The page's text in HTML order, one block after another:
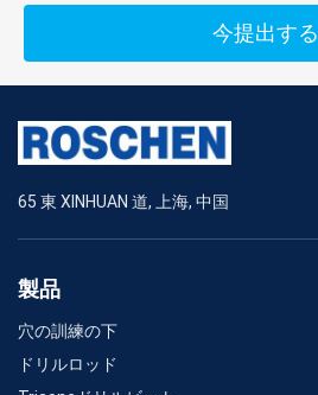
今提出する
65 東 XINHUAN 道, 上海, 中国
製品
穴の訓練の下
ドリルロッド